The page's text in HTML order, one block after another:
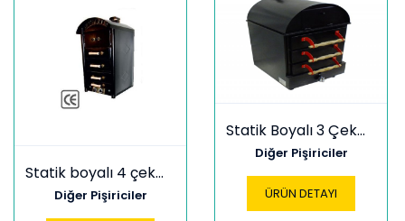
Statik boyalı 4 çekmeceli kumpir
Diğer Pişiriciler
Statik Boyalı 3 Çekmeceli Kumpir
Diğer Pişiriciler
ÜRÜN DETAYI